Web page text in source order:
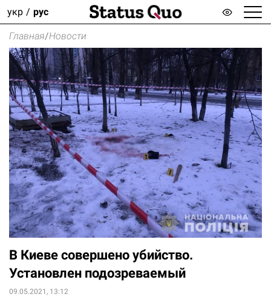
укр рус
Главная/Новости
В Киеве совершено убийство.
Установлен подозреваемый
09.05.2021, 13:12